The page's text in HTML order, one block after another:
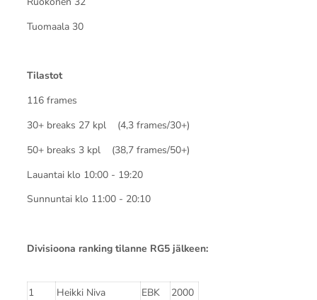
Tuomaala 30
Tilastot
116 frames
30+ breaks 27 kpl (4,3 frames/30+)
50+ breaks 3 kpl (38,7 frames/50+)
Lauantai klo 10:00 - 19:20
Sunnuntai klo 11:00 - 20:10
Divisioona ranking tilanne RG5 jälkeen:
1 Heikki Niva EBK
2000